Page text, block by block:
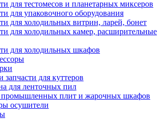
для тестомесов и планетарных миксеров
для упаковочного оборудования
для холодильных витрин, ларей, бонет
для холодильных камер, расширительные
для холодильных шкафов
для куттеров
для ленточных пил
плит и жарочных шкафов
осушители